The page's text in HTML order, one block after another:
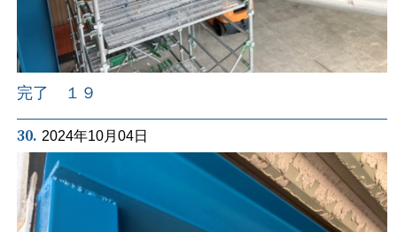
完了 １９
30. 2024年10月04日